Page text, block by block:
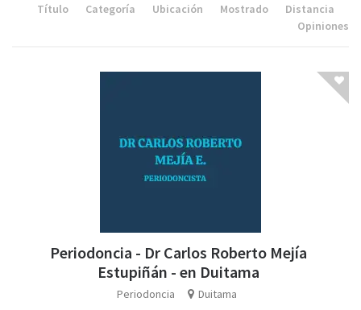
Título Categoría Ubicación Mostrado
Distancia
Opiniones
Periodoncia - Dr Carlos Roberto Mejía
Estupiñán - en Duitama
Periodoncia
Duitama